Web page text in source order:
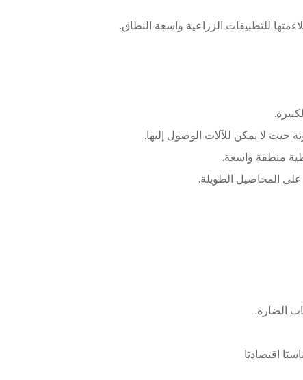
للتطبيقات الزراعية واسعة النطاق.
الضارة.
اقتصاديًا.